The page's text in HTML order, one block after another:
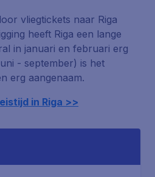
vliegtickets naar Riga
heeft Riga een lange
in januari en februari erg
- september) is het
erg aangenaam.
in Riga >>